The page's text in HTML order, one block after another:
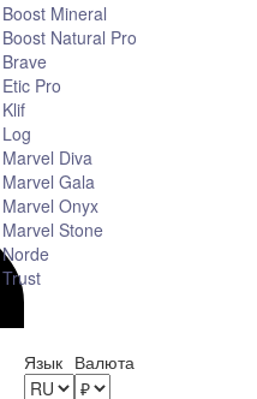
Boost Mineral
Boost Natural Pro
Brave
Etic Pro
Klif
Log
Marvel Diva
Marvel Gala
Marvel Onyx
Marvel Stone
Norde
Trust
Язык Валюта